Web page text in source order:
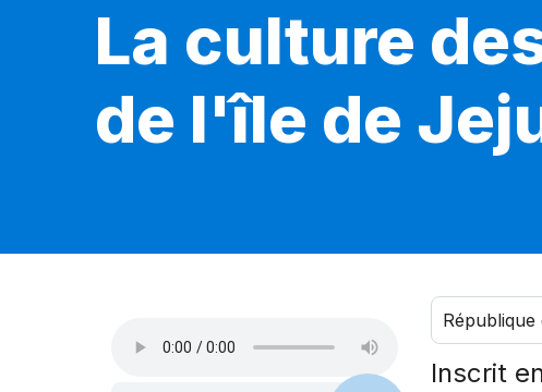
La culture
de l'île de
République
Inscrit